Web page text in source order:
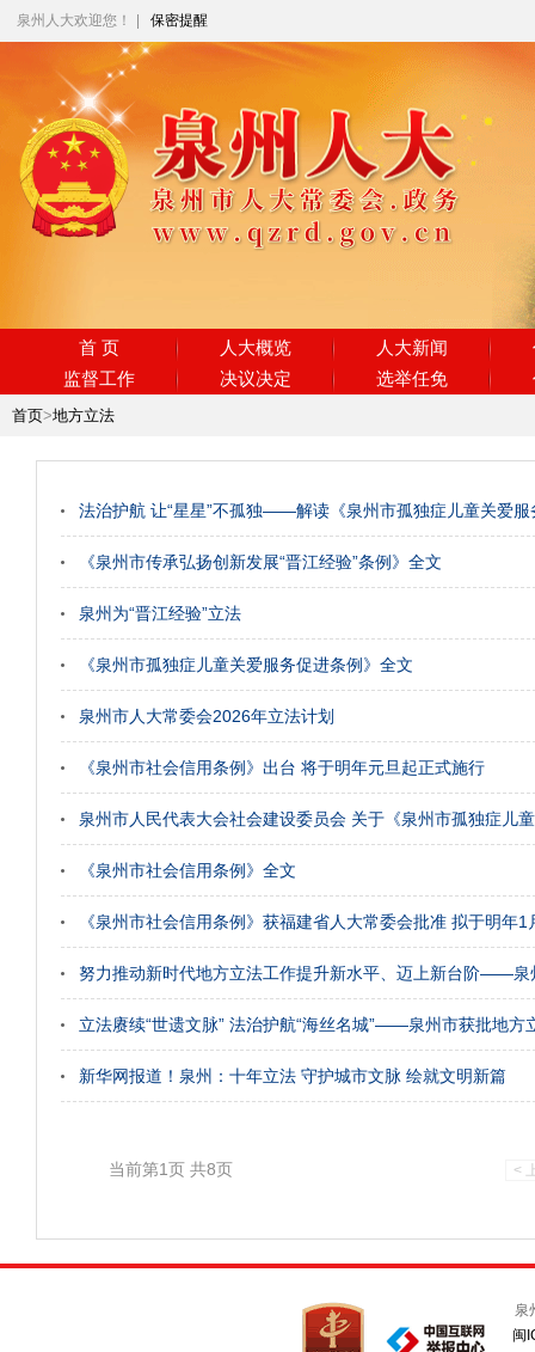
泉州人大欢迎您！ 保密提醒
首 页 人大概览 人大新闻
监督工作
决议决定 选举任免
首页>地方立法
法治护航 让“星星”不孤独——解读《泉州市孤独症儿童关爱服
《泉州市传承弘扬创新发展“晋江经验”条例》全文
泉州为“晋江经验”立法
《泉州市孤独症儿童关爱服务促进条例》全文
泉州市人大常委会2026年立法计划
《泉州市社会信用条例》出台 将于明年元旦起正式施行
泉州市人民代表大会社会建设委员会 关于《泉州市孤独症儿
《泉州市社会信用条例》全文
《泉州市社会信用条例》获福建省人大常委会批准 拟于明年1
努力推动新时代地方立法工作提升新水平、迈上新台阶——泉
立法赓续“世遗文脉” 法治护航“海丝名城”——泉州市获批地方
新华网报道！泉州：十年立法 守护城市文脉 绘就文明新篇
当前第1页 共8页 <
泉
闽